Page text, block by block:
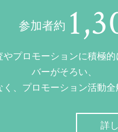
参加者約
プロモーションに積極
バーがそろい、
く、プロモーション活動
詳